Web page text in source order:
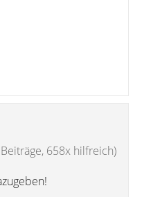
658x hilfreich)